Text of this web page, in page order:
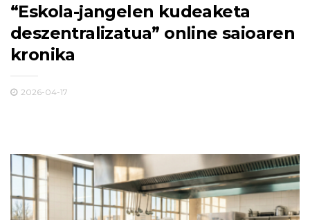
“Eskola-jangelen kudeaketa
deszentralizatua” online saioaren
kronika
2026-04-17